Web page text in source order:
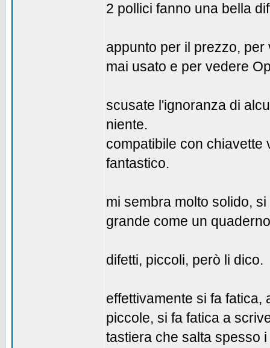
2 pollici fanno una bella
appunto per il prezzo,
mai usato e per vedere
scusate l'ignoranza di
niente.
compatibile con chiavette
fantastico.
mi sembra molto solido,
grande come un
difetti, piccoli, però li dico.
effettivamente si fa
piccole, si fa fatica a
tastiera che salta spesso